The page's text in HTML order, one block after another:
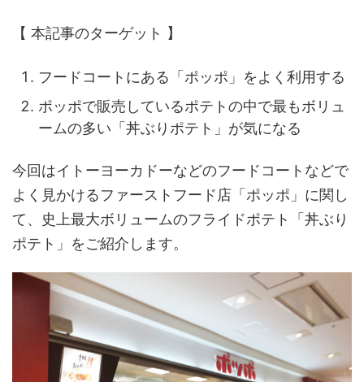
【 本記事のターゲット 】
フードコートにある「ポッポ」をよく利用する
ポッポで販売しているポテトの中で最もボリュ
ームの多い「丼ぶりポテト」が気になる
今回はイトーヨーカドーなどのフードコートなどで
よく見かけるファーストフード店「ポッポ」に関し
て、史上最大ボリュームのフライドポテト「丼ぶり
ポテト」をご紹介します。